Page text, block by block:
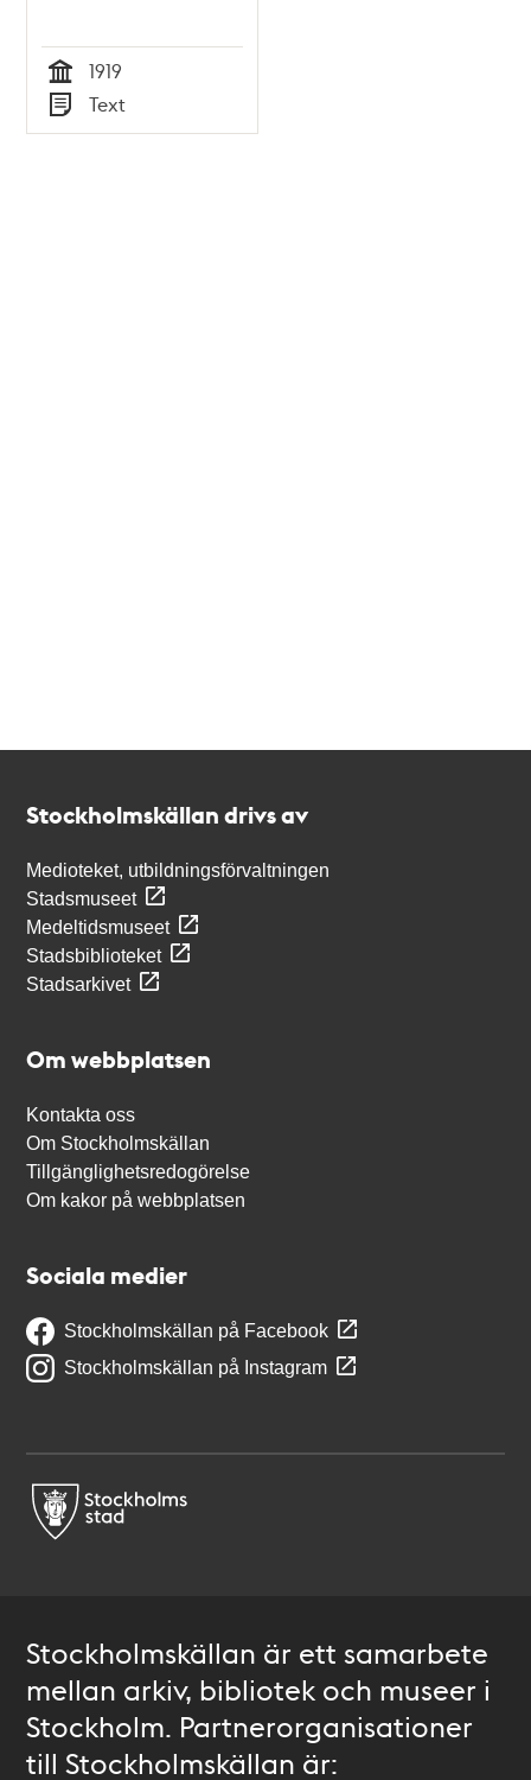
Tid
1919
Typ
Text
Stockholmskällan drivs av
Medioteket, utbildningsförvaltningen
Stadsmuseet
Medeltidsmuseet
Stadsbiblioteket
Stadsarkivet
Om webbplatsen
Kontakta oss
Om Stockholmskällan
Tillgänglighetsredogörelse
Om kakor på webbplatsen
Sociala medier
Stockholmskällan på Facebook
Stockholmskällan på Instagram
Stockholmskällan är ett samarbete
mellan arkiv, bibliotek och museer i
Stockholm. Partnerorganisationer
till Stockholmskällan är: